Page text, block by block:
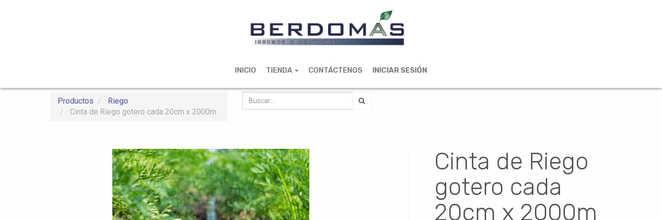
INICIO TIENDA CONTÁCTENOS INICIAR SESIÓN
Productos
Riego
Cinta de Riego gotero cada 20cm x 2000m
Cinta de Riego
gotero cada
20cm x 2000m